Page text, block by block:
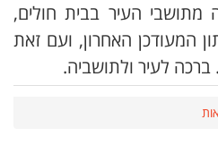
העיר בבית חולים,
ביחס לנתון המעודכן האחרון, ועם זאת
לעיר ולתושביה.